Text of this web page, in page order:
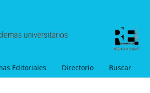
Editoriales Directorio Buscar